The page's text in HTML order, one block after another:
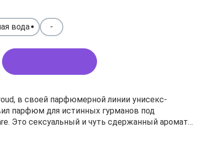
вода -
в своей парфюмерной линии унисекс-
парфюм для истинных гурманов под
Это сексуальный и чуть сдержанный аромат
сила и хрупкость, мужественность и